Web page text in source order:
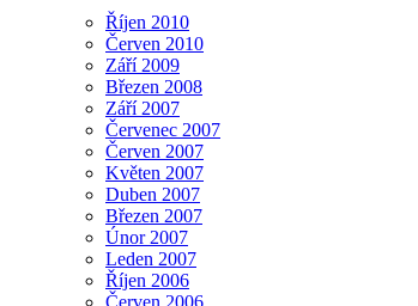
Říjen 2010
Červen 2010
Září 2009
Březen 2008
Září 2007
Červenec 2007
Červen 2007
Květen 2007
Duben 2007
Březen 2007
Únor 2007
Leden 2007
Říjen 2006